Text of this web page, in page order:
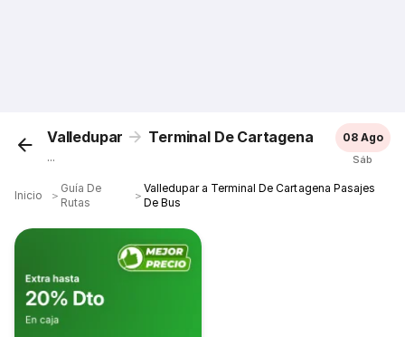
Valledupar Terminal De Cartagena
...
08 Ago
Sáb
Inicio ＞
Guía De
Rutas
＞
Valledupar a Terminal De Cartagena Pasajes
De Bus